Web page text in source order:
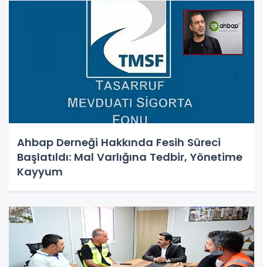
Ahbap Derneği Hakkında Fesih Süreci
Başlatıldı: Mal Varlığına Tedbir, Yönetime
Kayyum